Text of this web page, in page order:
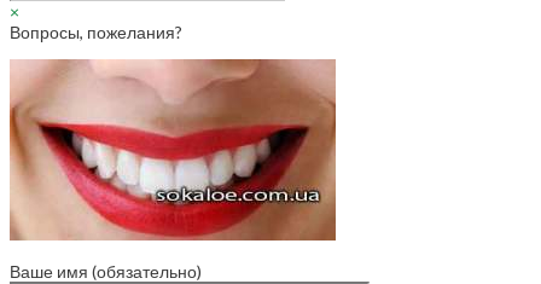
×
Вопросы, пожелания?
Ваше имя (обязательно)